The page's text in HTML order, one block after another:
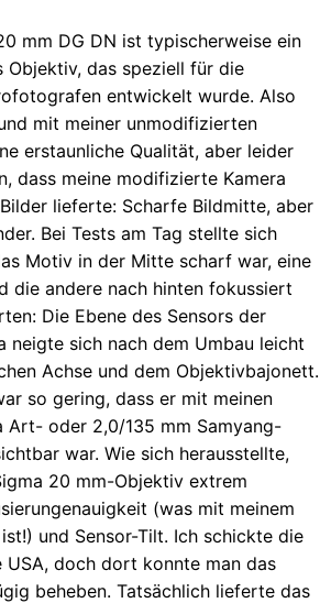
mm DG DN ist typischerweise ein
Objektiv, das speziell für die
entwickelt wurde. Also
mit meiner unmodifizierten
erstaunliche Qualität, aber leider
dass meine modifizierte Kamera
lieferte: Scharfe Bildmitte, aber
Bei Tests am Tag stellte sich
Motiv in der Mitte scharf war, eine
die andere nach hinten fokussiert
Die Ebene des Sensors der
neigte sich nach dem Umbau leicht
Achse und dem Objektivbajonett.
so gering, dass er mit meinen
Art- oder 2,0/135 mm Samyang-
war. Wie sich herausstellte,
20 mm-Objektiv extrem
(was mit meinem
und Sensor-Tilt. Ich schickte die
USA, doch dort konnte man das
beheben. Tatsächlich lieferte das